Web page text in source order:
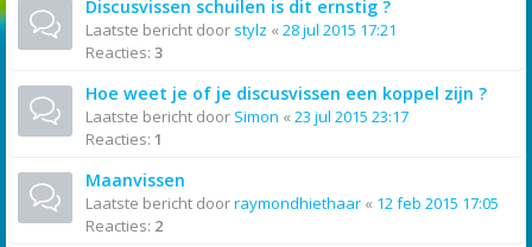
Discusvissen schuilen is dit ernstig ?
Laatste bericht door stylz « 28 jul 2015 17:21
Reacties: 3
Hoe weet je of je discusvissen een koppel zijn ?
Laatste bericht door Simon « 23 jul 2015 23:17
Reacties: 1
Maanvissen
Laatste bericht doorraymondhiethaar « 12 feb 2015 17:05
Reacties: 2